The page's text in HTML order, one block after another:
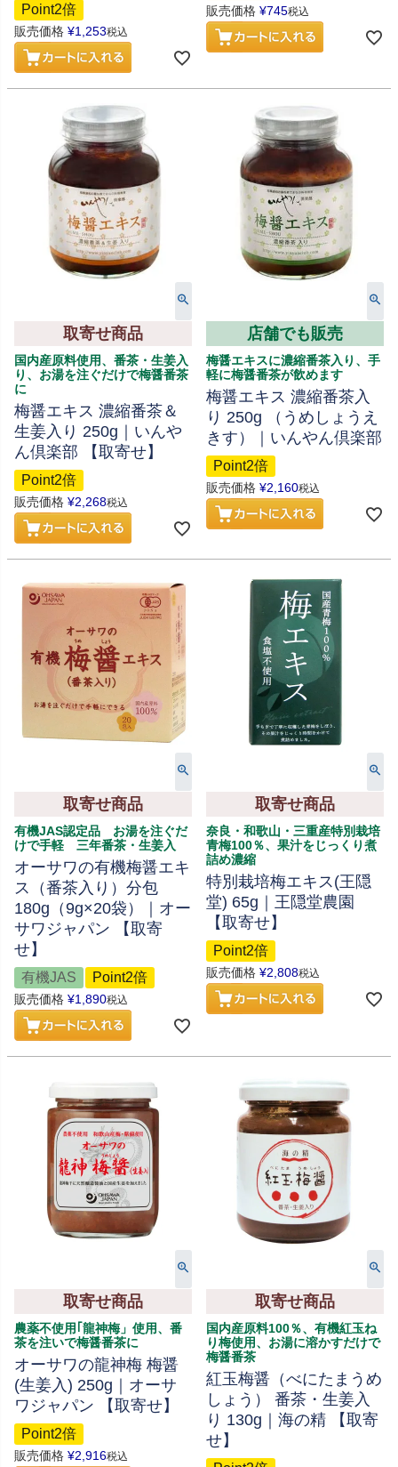
Point2倍
販売価格 ¥1,253税込
販売価格 ¥745税込
取寄せ商品
国内産原料使用、番茶・生姜入
り、お湯を注ぐだけで梅醤番茶
に
梅醤エキス 濃縮番茶＆
生姜入り 250g｜いんや
ん倶楽部 【取寄せ】
Point2倍
販売価格 ¥2,268税込
店舗でも販売
梅醤エキスに濃縮番茶入り、手
軽に梅醤番茶が飲めます
梅醤エキス 濃縮番茶入
り 250g （うめしょうえ
きす）｜いんやん倶楽部
Point2倍
販売価格 ¥2,160税込
取寄せ商品
有機JAS認定品 お湯を注ぐだ
けで手軽 三年番茶・生姜入
オーサワの有機梅醤エキ
ス（番茶入り）分包
180g（9g×20袋）｜オー
サワジャパン 【取寄
せ】
有機JAS Point2倍
販売価格 ¥1,890税込
取寄せ商品
奈良・和歌山・三重産特別栽培
青梅100％、果汁をじっくり煮
詰め濃縮
特別栽培梅エキス(王隠
堂) 65g｜王隠堂農園
【取寄せ】
Point2倍
販売価格 ¥2,808税込
取寄せ商品
農薬不使用｢龍神梅」使用、番
茶を注いで梅醤番茶に
オーサワの龍神梅 梅醤
(生姜入) 250g｜オーサ
ワジャパン 【取寄せ】
Point2倍
販売価格 ¥2,916税込
取寄せ商品
国内産原料100％、有機紅玉ね
り梅使用、お湯に溶かすだけで
梅醤番茶
紅玉梅醤（べにたまうめ
しょう） 番茶・生姜入
り 130g｜海の精 【取寄
せ】